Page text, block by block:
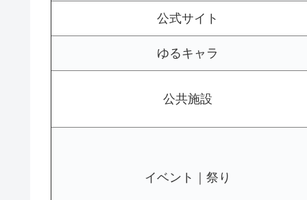
公式サイト
ゆるキャラ
公共施設
イベント｜祭り